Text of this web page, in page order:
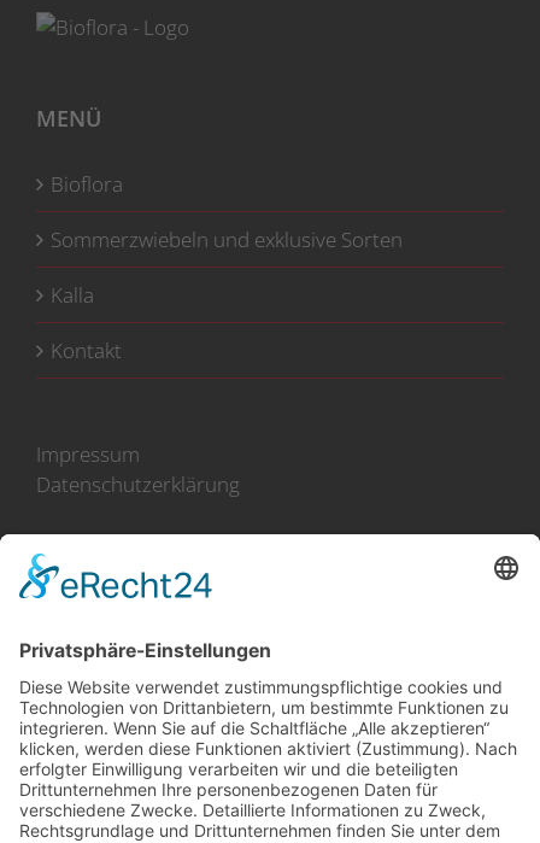
MENÜ
Bioflora
Sommerzwiebeln und exklusive Sorten
Kalla
Kontakt
Impressum
Datenschutzerklärung
100 Jahre Erfahrung
Direkt-Import aus Holland
(im Norden an der Küste)
Zusammenarbeit mit mehr
als 50 Züchtern